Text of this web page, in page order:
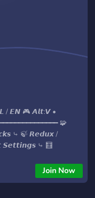
das beste RP-Erlebnis
kann Ideen und
im Sinne der
Echtgeldkäufe: Bei uns
setzen auf Fairness
wir von unseren Spiele
/ 𝙀𝙉 🎮 𝘼𝙡𝙩:𝙑 •
🧩
⤷ 🍃 𝙍𝙚𝙙𝙪𝙭 /
⤷ 🧮
𝙢𝙪𝙘𝙝 𝙢𝙤𝙧𝙚!Join Now